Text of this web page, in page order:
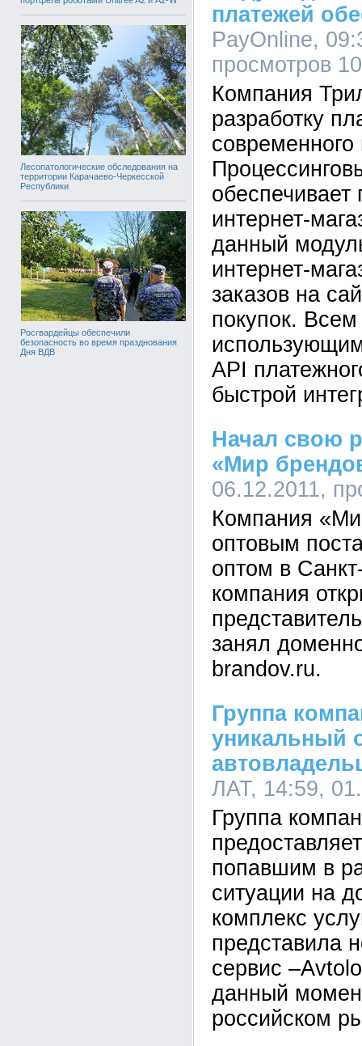
Лесопатологические обследования на
территории Карачаево-Черкесской
Республики
Росгвардейцы обеспечили
безопасность во время празднования
Дня ВДВ
платежей
PayOnline,
просмотров
Компания
разработку
интернет-
данный
интернет-
заказов на
покупок.
API
быстрой
Начал свою
«Мир
06.12.2011,
Компания
оптовым
оптом в
компания
занял
brandov.ru.
Группа
уникальный
ЛАТ, 14:59,
Группа
попавшим в
ситуации на
комплекс
представила
сервис
данный
российском